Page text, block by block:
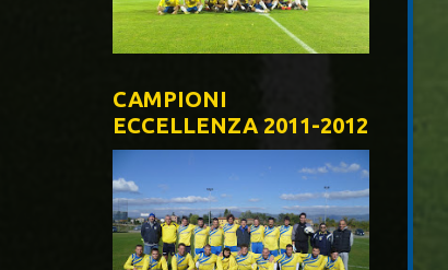
CAMPIONI
ECCELLENZA 2011-2012